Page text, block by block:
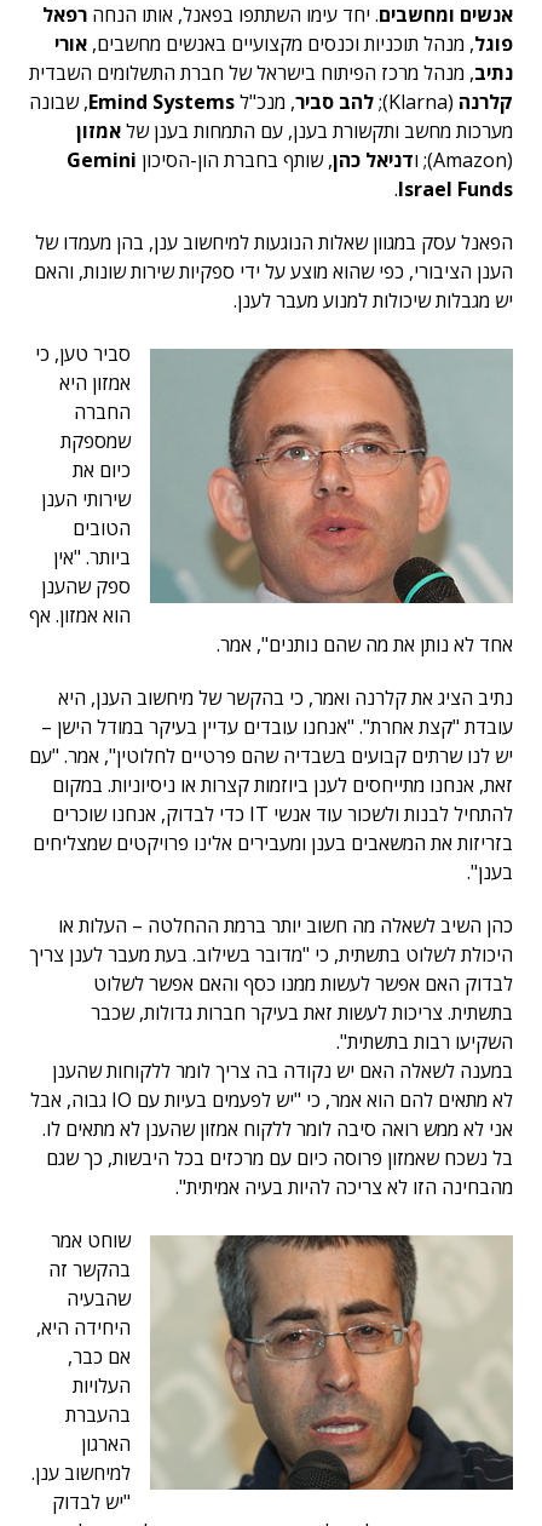
אנשים ומחשבים. יחד עימו השתתפו בפאנל, אותו הנחה רפאל
פוגל, מנהל תוכניות וכנסים מקצועיים באנשים מחשבים, אורי
נתיב, מנהל מרכז הפיתוח בישראל של חברת התשלומים השבדית
קלרנה (Klarna); להב סביר, מנכ"לEmind Systems, שבונה
מערכות מחשב ותקשורת בענן, עם התמחות בענן שלאמזון
(Amazon); ו
דניאל כהן, שותף בחברת הון-הסיכון Gemini
Israel Funds
.
הפאנל עסק במגוון שאלות הנוגעות למיחשוב ענן, בהן מעמדו של
הענן הציבורי, כפי שהוא מוצע על ידי ספקיות שירות שונות, והאם
יש מגבלות שיכולות למנוע מעבר לענן.
סביר טען, כי
אמזון היא
החברה
שמספקת
כיום את
שירותי הענן
הטובים
ביותר. "אין
ספק שהענן
הוא אמזון. אף
אחד לא נותן את מה שהם נותנים", אמר.
נתיב הציג את קלרנה ואמר, כי בהקשר של מיחשוב הענן, היא
עובדת "קצת אחרת". "אנחנו עובדים עדיין בעיקר במודל הישן –
יש לנו שרתים קבועים בשבדיה שהם פרטיים לחלוטין", אמר. "עם
זאת, אנחנו מתייחסים לענן ביוזמות קצרות או ניסיוניות. במקום
להתחיל לבנות ולשכור עוד אנשי IT כדי לבדוק, אנחנו שוכרים
בזריזות את המשאבים בענן ומעבירים אלינו פרויקטים שמצליחים
בענן".
כהן השיב לשאלה מה חשוב יותר ברמת ההחלטה – העלות או
היכולת לשלוט בתשתית, כי "מדובר בשילוב. בעת מעבר לענן צריך
לבדוק האם אפשר לעשות ממנו כסף והאם אפשר לשלוט
בתשתית. צריכות לעשות זאת בעיקר חברות גדולות, שכבר
השקיעו רבות בתשתית".
במענה לשאלה האם יש נקודה בה צריך לומר ללקוחות שהענן
לא מתאים להם הוא אמר, כי "יש לפעמים בעיות עם IO גבוה, אבל
אני לא ממש רואה סיבה לומר ללקוח אמזון שהענן לא מתאים לו.
בל נשכח שאמזון פרוסה כיום עם מרכזים בכל היבשות, כך שגם
מהבחינה הזו לא צריכה להיות בעיה אמיתית".
שוחט אמר
בהקשר זה
שהבעיה
היחידה היא,
אם כבר,
העלויות
בהעברת
הארגון
למיחשוב ענן.
"יש לבדוק